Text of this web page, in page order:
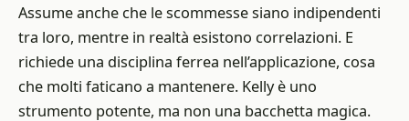
Assume anche che le scommesse siano indipendenti
tra loro, mentre in realtà esistono correlazioni. E
richiede una disciplina ferrea nell’applicazione, cosa
che molti faticano a mantenere. Kelly è uno
strumento potente, ma non una bacchetta magica.